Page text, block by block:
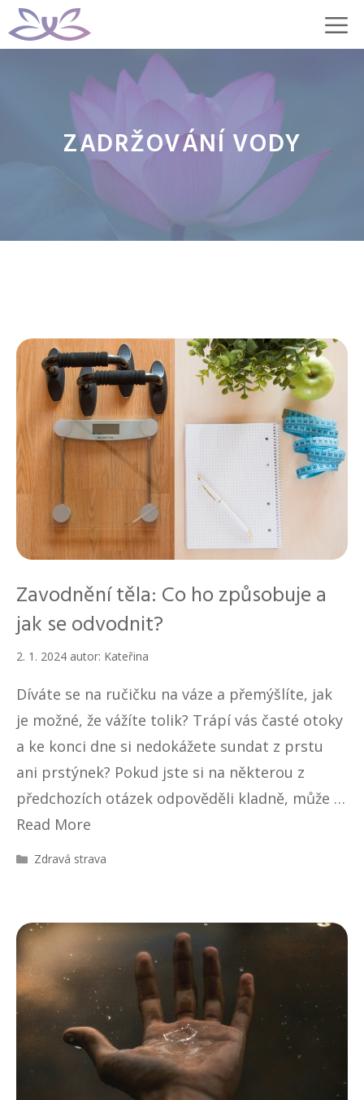
Přeskočit
na
ZADRŽOVÁNÍ VODY
Zavodnění těla: Co ho způsobuje a
jak se odvodnit?
2. 1. 2024 autor: Kateřina
Díváte se na ručičku na váze a přemýšlíte, jak
je možné, že vážíte tolik? Trápí vás časté otoky
a ke konci dne si nedokážete sundat z prstu
ani prstýnek? Pokud jste si na některou z
předchozích otázek odpověděli kladně, může …
Read More
R
i
k
Zdravá strava